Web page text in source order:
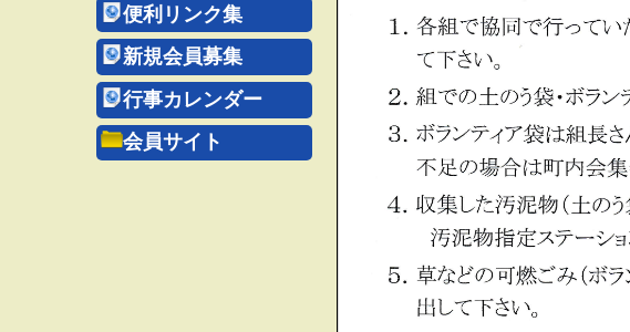
便利リンク集
新規会員募集
行事カレンダー
会員サイト